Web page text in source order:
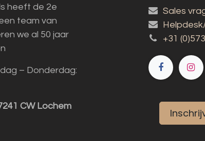
heeft de 2e
team van
we al 50 jaar
– Donderdag:
CW Lochem
Sales
+31